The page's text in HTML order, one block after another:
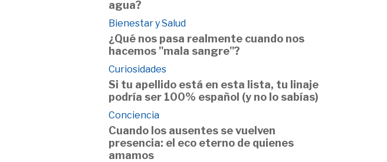
agua?
Bienestar y Salud
¿Qué nos pasa realmente cuando nos
hacemos "mala sangre"?
Curiosidades
Si tu apellido está en esta lista, tu linaje
podría ser 100% español (y no lo sabías)
Conciencia
Cuando los ausentes se vuelven
presencia: el eco eterno de quienes
amamos